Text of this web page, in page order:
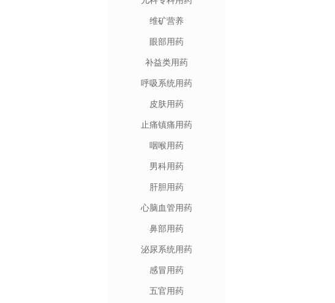
维矿营养
眼部用药
补益类用药
呼吸系统用药
皮肤用药
止痛镇痛用药
咽喉用药
男科用药
肝胆用药
心脑血管用药
鼻部用药
泌尿系统用药
感冒用药
五官用药